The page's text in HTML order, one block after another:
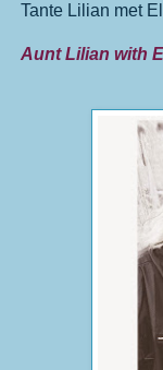
Tante Lilian met
Aunt Lilian with